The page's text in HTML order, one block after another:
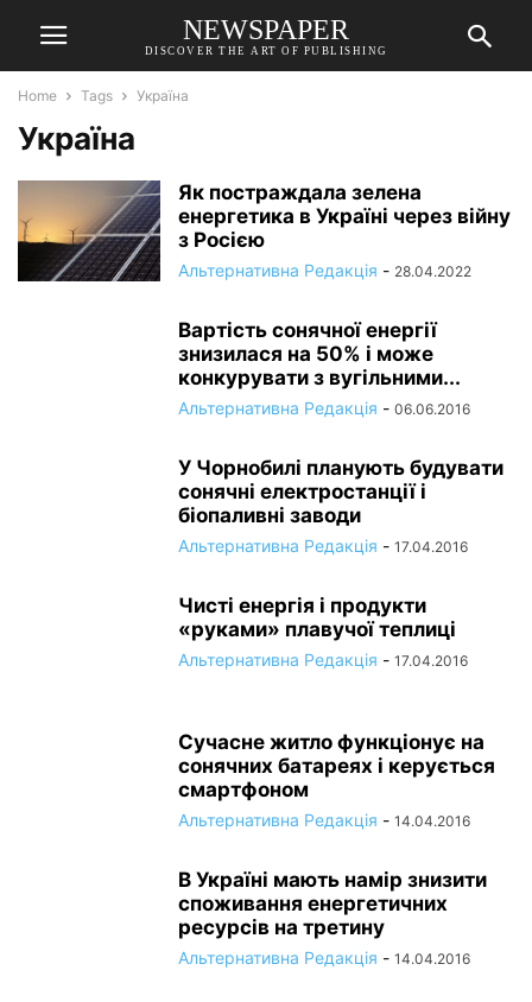
NEWSPAPER
DISCOVER THE ART OF PUBLISHING
Home Tags Україна
Україна
Як постраждала зелена
енергетика в Україні через війну
з Росією
Альтернативна Редакція - 28.04.2022
Вартість сонячної енергії
знизилася на 50% і може
конкурувати з вугільними...
Альтернативна Редакція - 06.06.2016
У Чорнобилі планують будувати
сонячні електростанції і
біопаливні заводи
Альтернативна Редакція - 17.04.2016
Чисті енергія і продукти
«руками» плавучої теплиці
Альтернативна Редакція - 17.04.2016
Сучасне житло функціонує на
сонячних батареях і керується
смартфоном
Альтернативна Редакція - 14.04.2016
В Україні мають намір знизити
споживання енергетичних
ресурсів на третину
Альтернативна Редакція - 14.04.2016